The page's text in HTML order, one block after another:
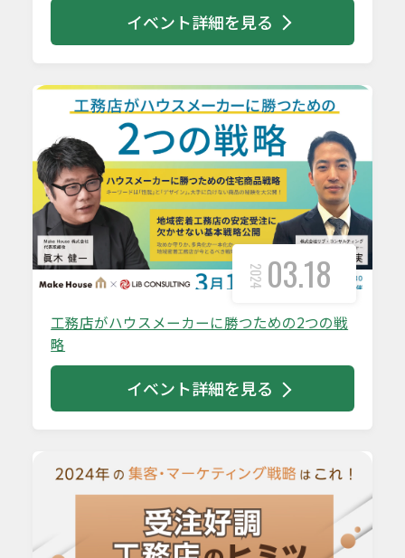
イベント詳細を見る
2024 03.18
工務店がハウスメーカーに勝つための2つの戦
略
イベント詳細を見る